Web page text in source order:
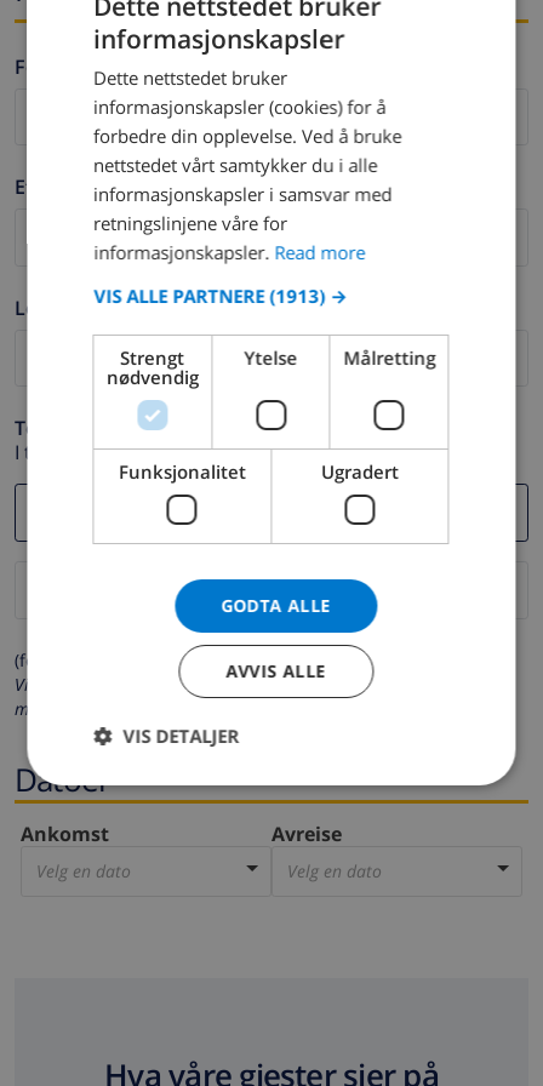
Fornavn *
Etternavn *
Logg ut *
Telefon *
I tilfelle din e-postadresse ikke fungerer.
(felter merket med * må fylles ut)
Vi respekterer ditt personvern. Dine personalia vil aldri bli delt
med andre.
Datoer
Ankomst
Velg en dato
Avreise
Velg en dato
Hva våre gjester sier på
SPANISH
GERMAN
CATALAN
NORWEGIAN
informasjonskapsler
Dette nettstedet bruker
informasjonskapsler (cookies) for å
forbedre din opplevelse. Ved å bruke
nettstedet vårt samtykker du i alle
informasjonskapsler i samsvar med
retningslinjene våre for
informasjonskapsler. Read more
VIS ALLE PARTNERE (1913) →
Strengt
nødvendig
Ytelse Målretting
Funksjonalitet Ugradert
GODTA ALLE
AVVIS ALLE
VIS DETALJER